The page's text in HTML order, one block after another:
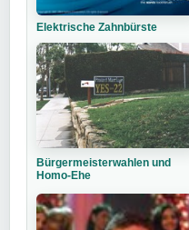
Elektrische Zahnbürste
Bürgermeisterwahlen und
Homo-Ehe